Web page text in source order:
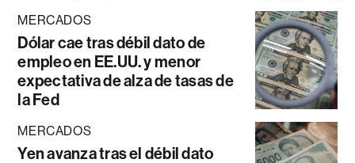
MERCADOS
Dólar cae tras débil dato de
empleo en EE.UU. y menor
expectativa de alza de tasas de
la Fed
MERCADOS
Yen avanza tras el débil dato